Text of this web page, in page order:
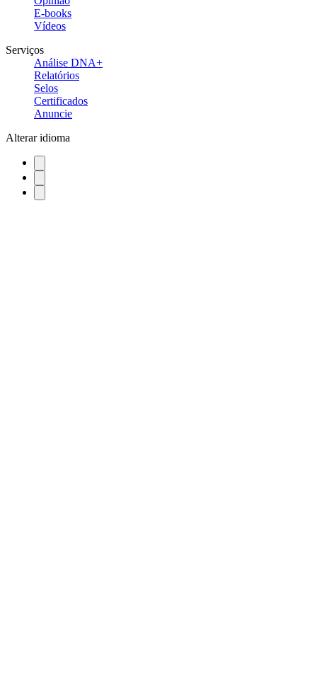
E-books
Vídeos
Serviços
Análise DNA+
Relatórios
Selos
Certificados
Anuncie
Alterar idioma